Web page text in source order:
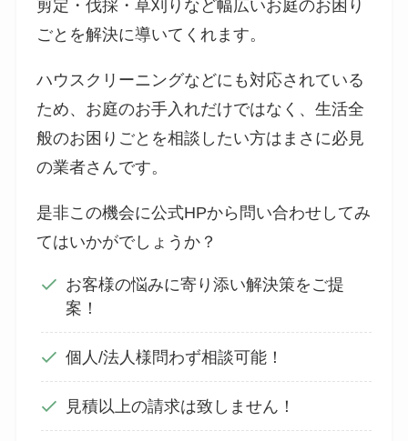
剪定・伐採・草刈りなど幅広いお庭のお困り
ごとを解決に導いてくれます。
ハウスクリーニングなどにも対応されている
ため、お庭のお手入れだけではなく、生活全
般のお困りごとを相談したい方はまさに必見
の業者さんです。
是非この機会に公式HPから問い合わせしてみ
てはいかがでしょうか？
お客様の悩みに寄り添い解決策をご提
案！
個人/法人様問わず相談可能！
見積以上の請求は致しません！